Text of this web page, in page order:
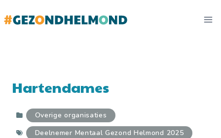
naar
Hartendames
Overige organisaties
Deelnemer Mentaal Gezond Helmond 2025